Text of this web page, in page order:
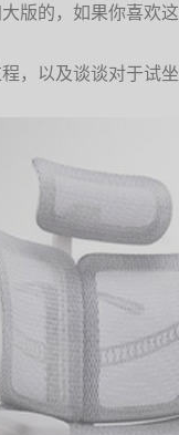
版的，如果你喜欢
，以及谈谈对于试